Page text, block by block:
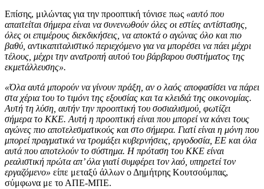
Επίσης, μιλώντας για την προοπτική τόνισε πως «αυτό που
απαιτείται σήμερα είναι να συνενωθούν όλες οι εστίες αντίστασης,
όλες οι επιμέρους διεκδικήσεις, να αποκτά ο αγώνας όλο και πιο
βαθύ, αντικαπιταλιστικό περιεχόμενο για να μπορέσει να πάει μέχρι
τέλους, μέχρι την ανατροπή αυτού του βάρβαρου συστήματος της
εκμετάλλευσης».
«Όλα αυτά μπορούν να γίνουν πράξη, αν ο λαός αποφασίσει να πάρει
στα χέρια του το τιμόνι της εξουσίας και τα κλειδιά της οικονομίας.
Αυτή τη λύση, αυτήν την προοπτική του σοσιαλισμού, φωτίζει
σήμερα το ΚΚΕ. Αυτή η προοπτική είναι που μπορεί να κάνει τους
αγώνες πιο αποτελεσματικούς και στο σήμερα. Γιατί είναι η μόνη που
μπορεί πραγματικά να τρομάξει κυβερνήσεις, εργοδοσία, ΕΕ και όλα
αυτά που αποτελούν το σύστημα. Η πρόταση του ΚΚΕ είναι
ρεαλιστική πρώτα απ’ όλα γιατί συμφέρει τον λαό, υπηρετεί τον
εργαζόμενο» είπε μεταξύ άλλων ο Δημήτρης Κουτσούμπας,
σύμφωνα με το ΑΠΕ-ΜΠΕ.